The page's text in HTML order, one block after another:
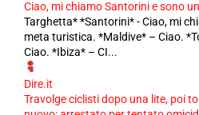
Ciao, mi chiamo Santorini e sono
Targhetta* *Santorini* - Ciao, mi
meta turistica. *Maldive* – Ciao.
Ciao. *Ibiza* – CI...
Dire.it
Travolge ciclisti dopo una lite, poi